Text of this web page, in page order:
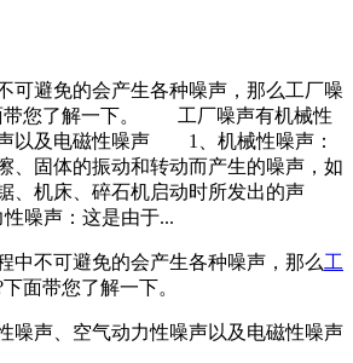
可避免的会产生各种噪声，那么工厂噪
带您了解一下。 工厂噪声有机械性
以及电磁性噪声 1、机械性噪声：
、固体的振动和转动而产生的噪声，如
、机床、碎石机启动时所发出的声
噪声：这是由于...
不可避免的会产生各种噪声，那么工
面带您了解一下。
声、空气动力性噪声以及电磁性噪声